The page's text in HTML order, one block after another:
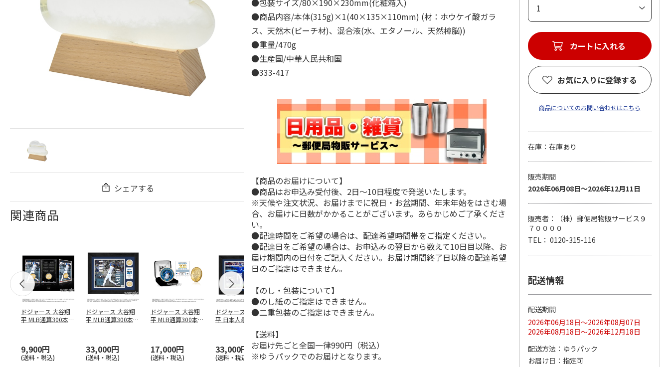
シェアする
関連商品
ドジャース 大谷翔
平 MLB通算300本塁
9,900円
(送料・税込)
ドジャース 大谷翔
平 MLB通算300本塁
33,000円
(送料・税込)
ドジャース 大谷翔
平 MLB通算300本塁
17,000円
(送料・税込)
ドジャース 大谷翔
平 日本人最多53試
33,000円
(送料・税込)
MLB ドジャース 大
谷翔平 2026 NL 3・
33,000円
(送料・税込)
ドジャース 大谷翔
9,900円
(送料・税込)
ドジャース 大谷翔
平 日本人最多53試
合連続出塁記念 シ
ル…
17,000円
(送料・税込)
谷翔平 2026 NL 3・
4月投手…
●包装サイズ/80×190×230mm(化粧箱入)
●商品内容/本体(315g)×1(40×135×110mm) (材：ホウケイ酸ガラ
ス、天然木(ビーチ材)、混合液(水、エタノール、天然樟脳))
●重量/470g
●生産国/中華人民共和国
●333-417
【商品のお届けについて】
●商品はお申込み受付後、2日～10日程度で発送いたします。
※天候や注文状況、お届けまでに祝日・お盆期間、年末年始をはさむ場
合、お届けに日数がかかることがございます。あらかじめご了承くださ
い。
●配達時間をご希望の場合は、配達希望時間帯をご指定ください。
●配達日をご希望の場合は、お申込みの翌日から数えて10日目以降、お
届け期間内の日付をご記入ください。お届け期間終了日以降の配達希望
日のご指定はできません。
【のし・包装について】
●のし紙のご指定はできません。
●二重包装のご指定はできません。
【送料】
お届け先ごと全国一律990円（税込）
※ゆうパックでのお届けとなります。
カートに入れる
お気に入りに登録する
商品についてのお問い合わせはこちら
在庫：在庫あり
販売期間
2026年06月08日～2026年12月11日
販売者：（株）郵便局物販サービス９
７００００
TEL： 0120-315-116
配送情報
配送期間
2026年06月18日～2026年08月07日
2026年08月18日～2026年12月18日
配送方法
ゆうパック
お届け日
指定可